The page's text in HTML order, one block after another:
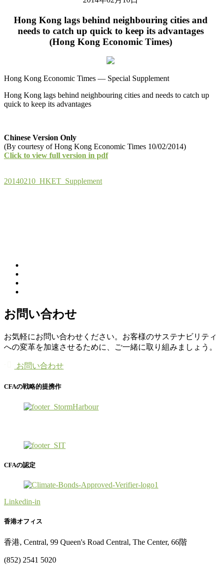
Hong Kong lags behind neighbouring cities and
needs to catch up quick to keep its advantages
(Hong Kong Economic Times)
Hong Kong Economic Times — Special Supplement
Hong Kong lags behind neighbouring cities and needs to catch up
quick to keep its advantages
Chinese Version Only
(By courtesy of Hong Kong Economic Times 10/02/2014)
Click to view full version in pdf
20140210_HKET_Supplement
お問い合わせ
お気軽にお問い合わせください。お客様のサステナビリティ
への変革を加速させるために、ご一緒に取り組みましょう。
お問い合わせ
CFAの戦略的提携作
CFAの認定
Linkedin-in
香港オフィス
香港, Central, 99 Queen's Road Central, The Center, 66階
(852) 2541 5020